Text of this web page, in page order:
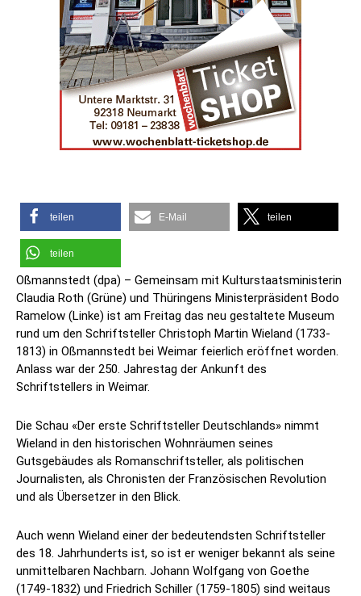
teilen E-Mail teilen
teilen
Oßmannstedt (dpa) – Gemeinsam mit Kulturstaatsministerin
Claudia Roth (Grüne) und Thüringens Ministerpräsident Bodo
Ramelow (Linke) ist am Freitag das neu gestaltete Museum
rund um den Schriftsteller Christoph Martin Wieland (1733-
1813) in Oßmannstedt bei Weimar feierlich eröffnet worden.
Anlass war der 250. Jahrestag der Ankunft des
Schriftstellers in Weimar.
Die Schau «Der erste Schriftsteller Deutschlands» nimmt
Wieland in den historischen Wohnräumen seines
Gutsgebäudes als Romanschriftsteller, als politischen
Journalisten, als Chronisten der Französischen Revolution
und als Übersetzer in den Blick.
Auch wenn Wieland einer der bedeutendsten Schriftsteller
des 18. Jahrhunderts ist, so ist er weniger bekannt als seine
unmittelbaren Nachbarn. Johann Wolfgang von Goethe
(1749-1832) und Friedrich Schiller (1759-1805) sind weitaus